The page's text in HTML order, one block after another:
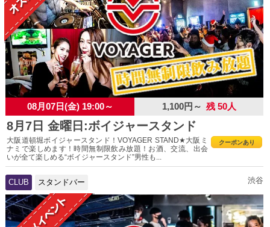
08月07日(金) 19:00～ 1,100円～ 残 50人
8月7日 金曜日:ボイジャースタンド
クーポンあり
大阪道頓堀ボイジャースタンド！VOYAGER STAND★大阪ミ
ナミで楽しめます！時間無制限飲み放題！お酒、交流、出会
いが全て楽しめる“ボイジャースタンド”男性も...
CLUB スタンドバー 渋谷